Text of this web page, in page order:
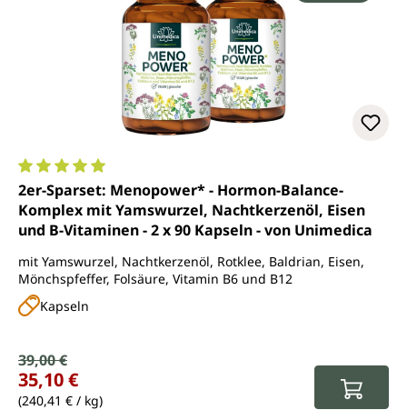
Durchschnittliche Bewertung von 5 von 5 Sternen
2er-Sparset: Menopower* - Hormon-Balance-
Komplex mit Yamswurzel, Nachtkerzenöl, Eisen
und B-Vitaminen - 2 x 90 Kapseln - von Unimedica
mit Yamswurzel, Nachtkerzenöl, Rotklee, Baldrian, Eisen,
Mönchspfeffer, Folsäure, Vitamin B6 und B12
Kapseln
Verkaufspreis:
Regulärer Preis:
39,00 €
35,10 €
(240,41 € / kg)